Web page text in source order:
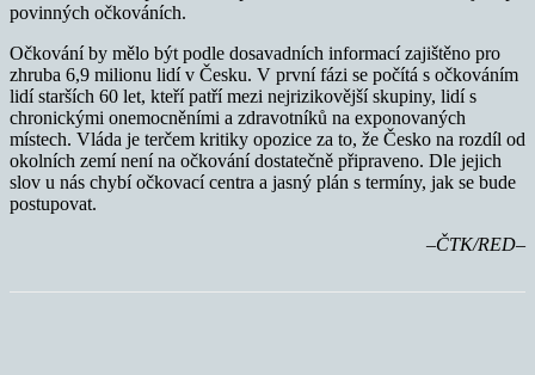
povinných očkováních.
Očkování by mělo být podle dosavadních informací zajištěno pro
zhruba 6,9 milionu lidí v Česku. V první fázi se počítá s očkováním
lidí starších 60 let, kteří patří mezi nejrizikovější skupiny, lidí s
chronickými onemocněními a zdravotníků na exponovaných
místech. Vláda je terčem kritiky opozice za to, že Česko na rozdíl od
okolních zemí není na očkování dostatečně připraveno. Dle jejich
slov u nás chybí očkovací centra a jasný plán s termíny, jak se bude
postupovat.
–ČTK/RED–